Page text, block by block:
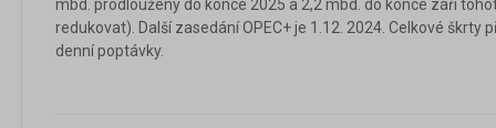
mbd. prodlouženy do konce 2025 a 2,2 mbd. do konce září
redukovat). Další zasedání OPEC+ je 1.12. 2024. Celkové škrty
denní poptávky.